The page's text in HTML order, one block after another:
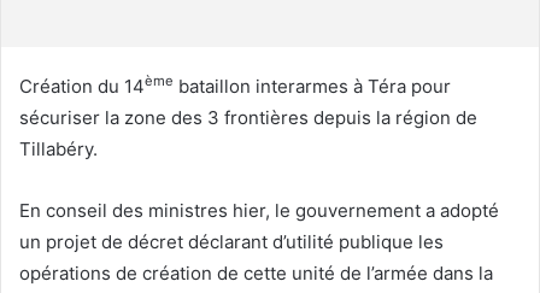
l
Création du 14ème bataillon interarmes à Téra pour
sécuriser la zone des 3 frontières depuis la région de
Tillabéry.
En conseil des ministres hier, le gouvernement a adopté
un projet de décret déclarant d’utilité publique les
opérations de création de cette unité de l’armée dans la